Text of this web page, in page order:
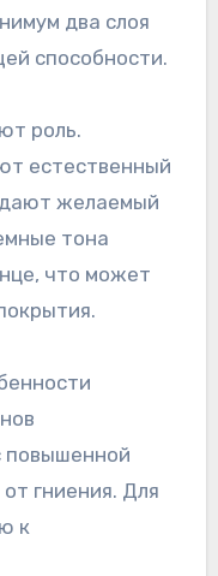
два слоя
способности.
роль.
естественный
желаемый
тона
что может
повышенной
гниения. Для
к